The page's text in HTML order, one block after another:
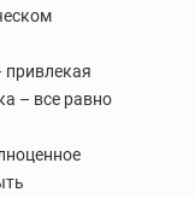
привлекая
– все равно